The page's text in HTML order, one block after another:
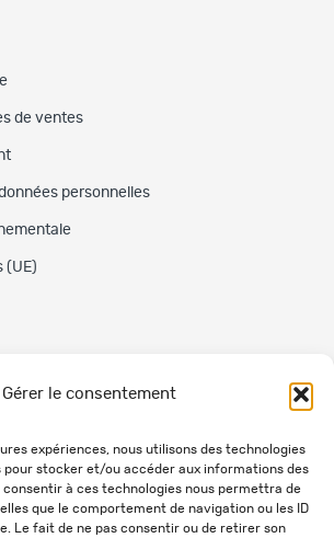
Gérer le consentement
expériences, nous utilisons des technologies
pour stocker et/ou accéder aux informations des
à ces technologies nous permettra de
que le comportement de navigation ou les ID
Le fait de ne pas consentir ou de retirer son
de ventes
personnelles
(UE)